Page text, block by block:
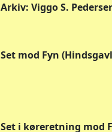
Arkiv: Viggo S.
Set mod Fyn
Set i køreretning mod